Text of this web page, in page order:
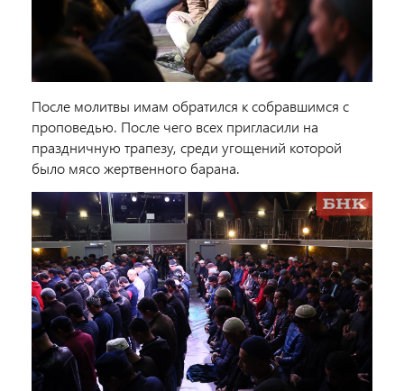
После молитвы имам обратился к собравшимся с
проповедью. После чего всех пригласили на
праздничную трапезу, среди угощений которой
было мясо жертвенного барана.